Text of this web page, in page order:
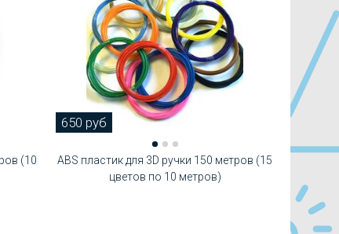
(10
650 руб
ABS пластик для 3D ручки 150 метров (15
цветов по 10 метров)